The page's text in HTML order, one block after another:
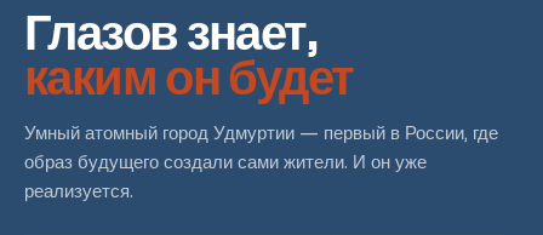
Глазов знает,
каким он будет
Умный атомный город Удмуртии — первый в России, где
образ будущего создали сами жители. И он уже
реализуется.